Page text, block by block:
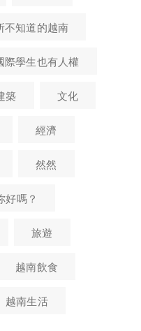
不知道的越南
際學生也有人權
築 文化
經濟
然然
好嗎？
旅遊
越南飲食
越南生活